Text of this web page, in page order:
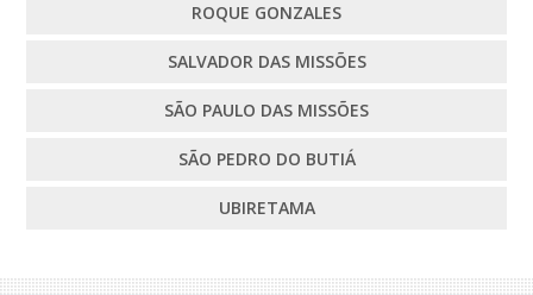
ROQUE GONZALES
SALVADOR DAS MISSÕES
SÃO PAULO DAS MISSÕES
SÃO PEDRO DO BUTIÁ
UBIRETAMA